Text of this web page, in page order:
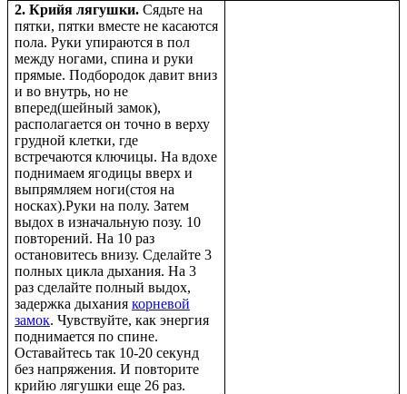
2. Крийя лягушки. Сядьте на
пятки, пятки вместе не касаются
пола. Руки упираются в пол
между ногами, спина и руки
прямые. Подбородок давит вниз
и во внутрь, но не
вперед(шейный замок),
располагается он точно в верху
грудной клетки, где
встречаются ключицы. На вдохе
поднимаем ягодицы вверх и
выпрямляем ноги(стоя на
носках).Руки на полу. Затем
выдох в изначальную позу. 10
повторений. На 10 раз
остановитесь внизу. Сделайте 3
полных цикла дыхания. На 3
раз сделайте полный выдох,
задержка дыхания корневой
замок. Чувствуйте, как энергия
поднимается по спине.
Оставайтесь так 10-20 секунд
без напряжения. И повторите
крийю лягушки еще 26 раз.